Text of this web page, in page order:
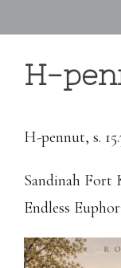
H-
H-pennut, s.
Sandinah Fort
Endless